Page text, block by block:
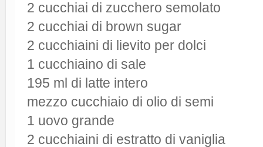
2 cucchiai di zucchero semolato
2 cucchiai di brown sugar
2 cucchiaini di lievito per dolci
1 cucchiaino di sale
195 ml di latte intero
mezzo cucchiaio di olio di semi
1 uovo grande
2 cucchiaini di estratto di vaniglia